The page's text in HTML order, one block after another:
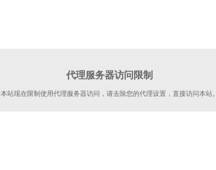
代理服务器访问限制
本站现在限制使用代理服务器访问，请去除您的代理设置，直接访问本站。